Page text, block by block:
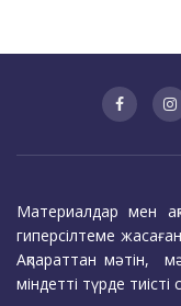
Материалдар мен
гиперсілтеме
Ақпараттан мәтін,
міндетті түрде тиісті